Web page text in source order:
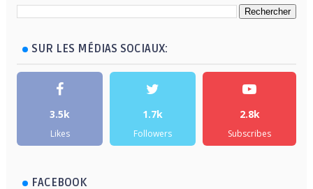
SUR LES MÉDIAS SOCIAUX:
3.5k
Likes
1.7k
Followers
2.8k
Subscribes
FACEBOOK